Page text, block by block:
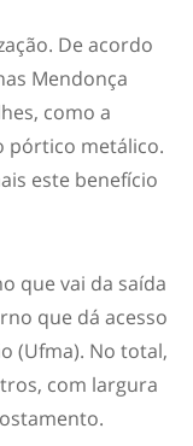
De acordo
Mendonça
como a
pórtico metálico.
este benefício
que vai da saída
que dá acesso
(Ufma). No total,
com largura